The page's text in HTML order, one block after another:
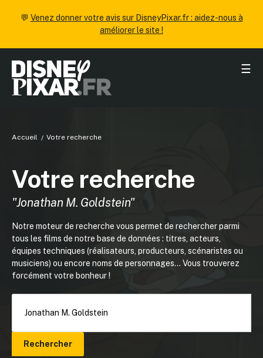
💬 Venez donner votre avis sur DisneyPixar.fr : aidez-nous à
améliorer le site !
☰
Accueil Votre recherche
Votre recherche
"Jonathan M. Goldstein"
Notre moteur de recherche vous permet de rechercher parmi
tous les films de notre base de données : titres, acteurs,
équipes techniques (réalisateurs, producteurs, scénaristes ou
musiciens) ou encore noms de personnages... Vous trouverez
forcément votre bonheur !
Rechercher